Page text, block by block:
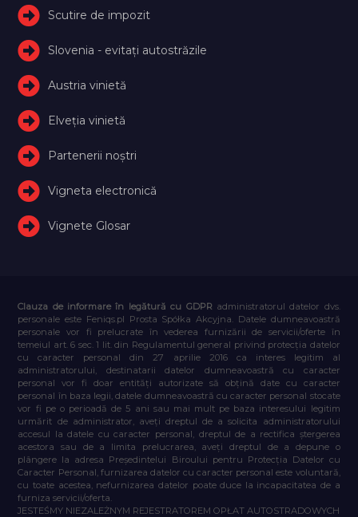
Scutire de impozit
Slovenia - evitați autostrăzile
Austria vinietă
Elveţia vinietă
Partenerii noștri
Vigneta electronică
Vignete Glosar
Clauza de informare în legătură cu GDPR administratorul datelor dvs.
personale este Feniqs.pl Prosta Spółka Akcyjna. Datele dumneavoastră
personale vor fi prelucrate în vederea furnizării de servicii/oferte în
temeiul art. 6 sec. 1 lit. din Regulamentul general privind protecția datelor
cu caracter personal din 27 aprilie 2016 ca interes legitim al
administratorului, destinatarii datelor dumneavoastră cu caracter
personal vor fi doar entități autorizate să obțină date cu caracter
personal în baza legii, datele dumneavoastră cu caracter personal stocate
vor fi pe o perioadă de 5 ani sau mai mult pe baza interesului legitim
urmărit de administrator, aveți dreptul de a solicita administratorului
accesul la datele cu caracter personal, dreptul de a rectifica ștergerea
acestora sau de a limita prelucrarea, aveți dreptul de a depune o
plângere la adresa Președintelui Biroului pentru Protecția Datelor cu
Caracter Personal, furnizarea datelor cu caracter personal este voluntară,
cu toate acestea, nefurnizarea datelor poate duce la incapacitatea de a
furniza servicii/oferta.
JESTEŚMY NIEZALEŻNYM REJESTRATOREM OPŁAT AUTOSTRADOWYCH